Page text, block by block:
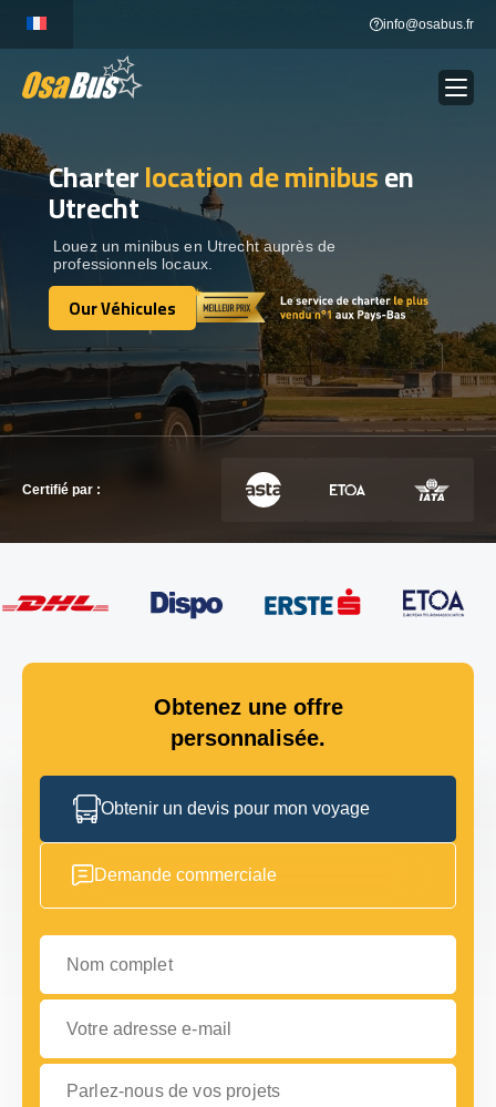
content
info@osabus.fr
LOCATION DE BUS Show dropdown
DESTINATIONS
OUR VÉHICULES
CONTACTEZ-NOUS
CONTACTEZ-NOUS
Charterlocation de minibusen
Utrecht
Louez un minibus en Utrecht auprès de
professionnels locaux.
Our Véhicules
Our Véhicules
Certifié par :
Obtenez une offre
personnalisée.
Obtenir un devis pour mon voyage
Demande commerciale
Nom complet
Votre adresse e-mail
Parlez-nous de vos projets